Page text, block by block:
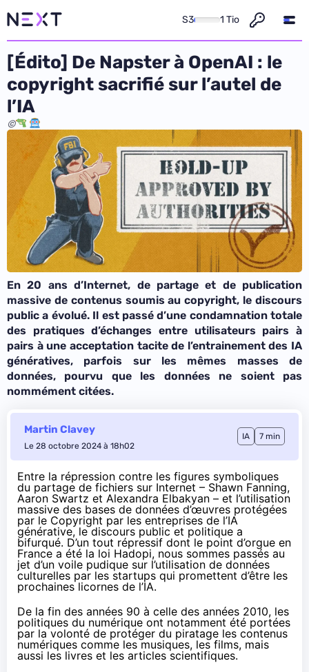
S3 1 Tio
[Édito] De Napster à OpenAI : le
copyright sacrifié sur l’autel de
l’IA
©
En 20 ans d’Internet, de partage et de publication
massive de contenus soumis au copyright, le discours
public a évolué. Il est passé d’une condamnation totale
des pratiques d’échanges entre utilisateurs pairs à
pairs à une acceptation tacite de l’entrainement des IA
génératives, parfois sur les mêmes masses de
données, pourvu que les données ne soient pas
nommément citées.
Martin Clavey
Le 28 octobre 2024 à 18h02
IA 7 min
Entre la répression contre les figures symboliques
du partage de fichiers sur Internet – Shawn Fanning,
Aaron Swartz et Alexandra Elbakyan – et l’utilisation
massive des bases de données d’œuvres protégées
par le Copyright par les entreprises de l’IA
générative, le discours public et politique a
bifurqué. D’un tout répressif dont le point d’orgue en
France a été la loi Hadopi, nous sommes passés au
jet d’un voile pudique sur l’utilisation de données
culturelles par les startups qui promettent d’être les
prochaines licornes de l’IA.
De la fin des années 90 à celle des années 2010, les
politiques du numérique ont notamment été portées
par la volonté de protéger du piratage les contenus
numériques comme les musiques, les films, mais
aussi les livres et les articles scientifiques.